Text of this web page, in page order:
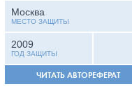
Москва
МЕСТО ЗАЩИТЫ
2009
ГОД ЗАЩИТЫ
ЧИТАТЬ АВТОРЕФЕРАТ